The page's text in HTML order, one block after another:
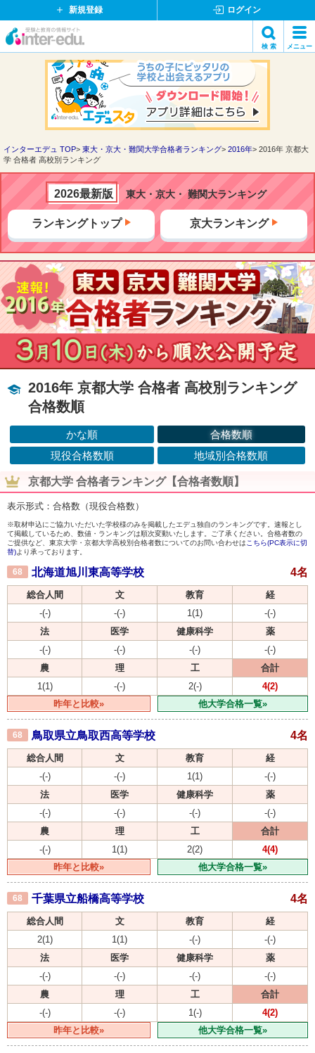
新規登録 ログイン
イ
ド
ッ
ト
検 索 メニュー
検索
インターエデュ TOP 東大・京大・難関大学合格者ランキング 2016年
2016年 京都大
学 合格者 高校別ランキング
2026最新版 東大・京大・ 難関大ランキング
ランキングトップ 京大ランキング
2016年 京都大学 合格者 高校別ランキング
合格数順
かな順
合格数順
現役合格数順
地域別合格数順
京都大学 合格者ランキング【合格者数順】
表示形式：合格数（現役合格数）
※取材申込にご協力いただいた学校様のみを掲載したエデュ独自のランキングです。速報とし
て掲載しているため、数値・ランキングは順次変動いたします。ご了承ください。合格者数の
ご提供など、東京大学・京都大学高校別合格者数についてのお問い合わせはこちら(PC表示に切
替)より承っております。
68 北海道旭川東高等学校 4名
総合人間 文 教育
経
-(-)
-(-) 1(1)
-(-)
法
医学 健康科学
薬
-(-)
-(-) -(-)
-(-)
農
理 工
合計
1(1)
-(-) 2(-)
4(2)
昨年と比較»
他大学合格一覧»
68 鳥取県立鳥取西高等学校 4名
総合人間 文 教育
経
-(-)
-(-) 1(1)
-(-)
法
医学 健康科学
薬
-(-)
-(-) -(-)
-(-)
農
理 工
合計
-(-)
1(1) 2(2)
4(4)
昨年と比較»
他大学合格一覧»
68 千葉県立船橋高等学校 4名
総合人間 文 教育
経
2(1)
1(1) -(-)
-(-)
法
医学 健康科学
薬
-(-)
-(-) -(-)
-(-)
農
理 工
合計
-(-)
-(-) 1(-)
4(2)
昨年と比較»
他大学合格一覧»